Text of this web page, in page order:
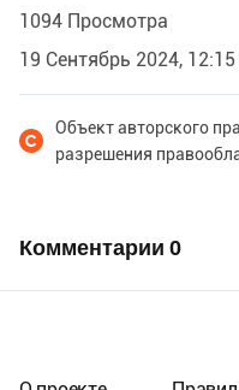
1094 Просмотра
19 Сентябрь 2024, 12:15
Объект авторского
разрешения
Комментарии 0